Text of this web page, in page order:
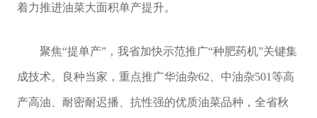
着力推进油菜大面积单产提升。
聚焦“提单产”，我省加快示范推广“种肥药机”关键集
成技术。良种当家，重点推广华油杂62、中油杂501等高
产高油、耐密耐迟播、抗性强的优质油菜品种，全省秋